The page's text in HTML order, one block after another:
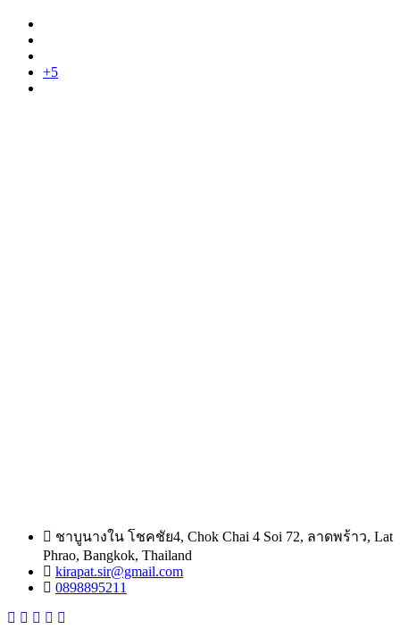
+5
ชาบูนางใน โชคชัย4, Chok Chai 4 Soi 72, ลาดพร้าว, Lat
Phrao, Bangkok, Thailand
kirapat.sir@gmail.com
0898895211